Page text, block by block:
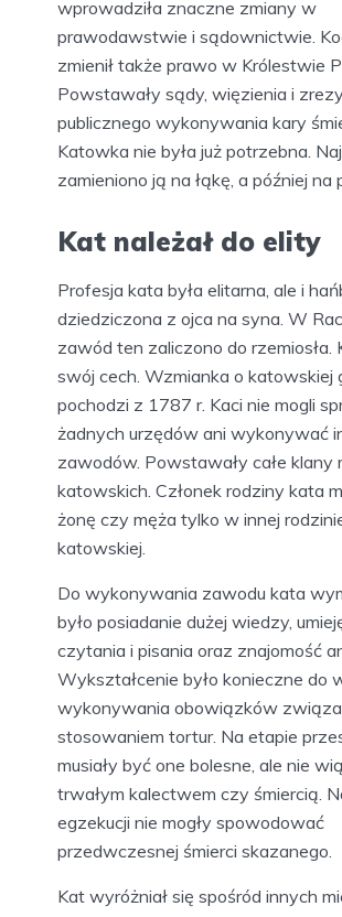
takiego.
Każde wykonywanie kary śmierci,
czy chłosty było zawsze
gromadzącym wielu gapiów.
się dziwić rozmiarom raciborskiego
straceń. Mógł pomieścić dużą liczbę
roboczy, właściciele wsi dawali
wolne, żeby mogli wziąć udział w
Mieszkańcy Raciborza mieli do
ale większość z nich nie
by współtworzyć grono widzów.
Plac straceń przestał istnieć około
Epoka rewolucji francuskiej i
wprowadziła znaczne zmiany w
prawodawstwie i sądownictwie.
zmienił także prawo w Królestwie
Powstawały sądy, więzienia i
publicznego wykonywania kary
Katowka nie była już potrzebna.
zamieniono ją na łąkę, a później na
Kat należał do elity
Profesja kata była elitarna, ale i
dziedziczona z ojca na syna. W
zawód ten zaliczono do rzemiosła.
swój cech. Wzmianka o katowskiej
pochodzi z 1787 r. Kaci nie mogli
zawodów. Powstawały całe klany